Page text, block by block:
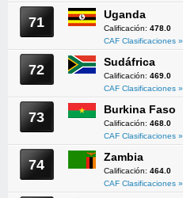
71 Uganda
Calificación: 478.0
CAF Clasificaciones »
72 Sudáfrica
Calificación: 469.0
CAF Clasificaciones »
73 Burkina Faso
Calificación: 468.0
CAF Clasificaciones »
74 Zambia
Calificación: 464.0
CAF Clasificaciones »